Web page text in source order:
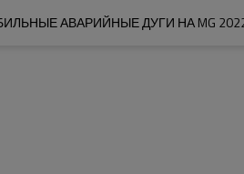
АВАРИЙНЫЕ ДУГИ НА MG